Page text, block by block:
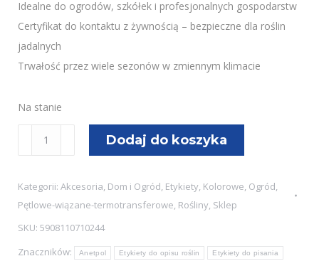
Idealne do ogrodów, szkółek i profesjonalnych gospodarstw
Certyfikat do kontaktu z żywnością – bezpieczne dla roślin
jadalnych
Trwałość przez wiele sezonów w zmiennym klimacie
Na stanie
Etykiety
pętlowe
POMARAŃCZOWE
160x17mm(17x160)
12szt
Dodaj do koszyka
Kategorii: Akcesoria, Dom i Ogród, Etykiety, Kolorowe, Ogród,
Pętlowe-wiązane-termotransferowe, Rośliny, Sklep
SKU: 5908110710244
Znaczników:
Anetpol Etykiety do opisu roślin Etykiety do pisania